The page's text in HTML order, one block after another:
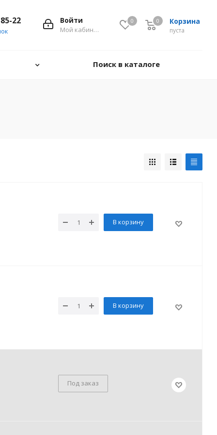
0 Корзина
0
пуста
0
Войти
Мой кабинет
22
Поиск в каталоге
В корзину
В корзину
Под заказ